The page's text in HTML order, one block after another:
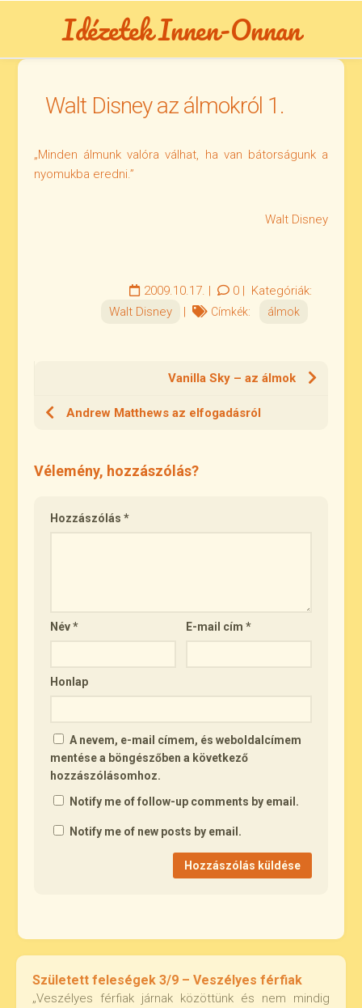
Idézetek Innen-Onnan
Walt Disney az álmokról 1.
„Minden álmunk valóra válhat, ha van bátorságunk a
nyomukba eredni.”
Walt Disney
2009.10.17. | 0| Kategóriák:
Walt Disney
| Címkék: álmok
Vanilla Sky – az álmok
Andrew Matthews az elfogadásról
Vélemény, hozzászólás?
Hozzászólás*
Név* E-mail cím*
Honlap
A nevem, e-mail címem, és weboldalcímem
mentése a böngészőben a következő
hozzászólásomhoz.
Notify me of follow-up comments by email.
Notify me of new posts by email.
Született feleségek 3/9 – Veszélyes férfiak
„Veszélyes férfiak járnak közöttünk és nem mindig